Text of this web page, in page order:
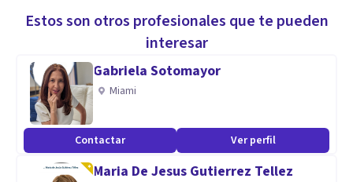
Estos son otros profesionales que te pueden
interesar
Gabriela Sotomayor
Miami
Contactar Ver perfil
Maria De Jesus Gutierrez Tellez